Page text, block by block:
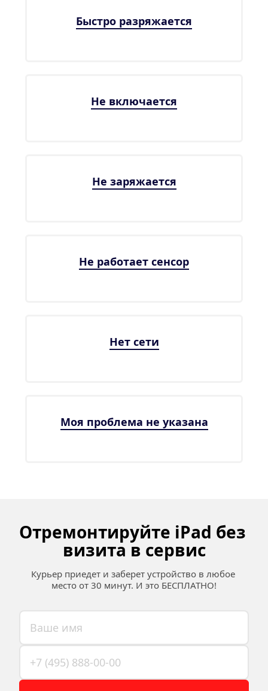
Быстро разряжается
Не включается
Не заряжается
Не работает сенсор
Нет сети
Моя проблема не указана
Отремонтируйте iPad без
визита в сервис
Курьер приедет и заберет устройство в любое
место от 30 минут. И это БЕСПЛАТНО!